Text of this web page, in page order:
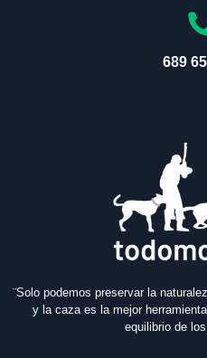
689
¨Solo podemos preservar la
y la caza es la mejor
equilibrio de